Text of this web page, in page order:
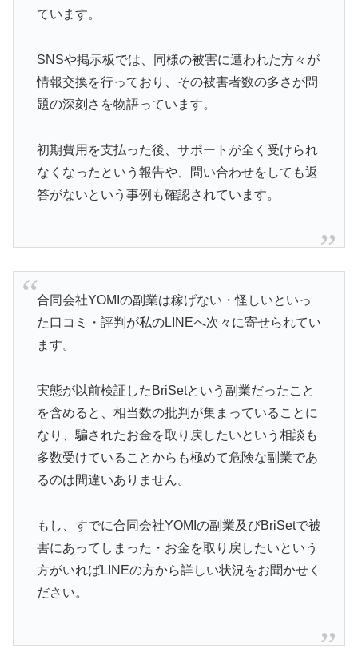
ています。
SNSや掲示板では、同様の被害に遭われた方々が
情報交換を行っており、その被害者数の多さが問
題の深刻さを物語っています。
初期費用を支払った後、サポートが全く受けられ
なくなったという報告や、問い合わせをしても返
答がないという事例も確認されています。
合同会社YOMIの副業は稼げない・怪しいといっ
た口コミ・評判が私のLINEへ次々に寄せられてい
ます。
実態が以前検証したBriSetという副業だったこと
を含めると、相当数の批判が集まっていることに
なり、騙されたお金を取り戻したいという相談も
多数受けていることからも極めて危険な副業であ
るのは間違いありません。
もし、すでに合同会社YOMIの副業及びBriSetで被
害にあってしまった・お金を取り戻したいという
方がいればLINEの方から詳しい状況をお聞かせく
ださい。